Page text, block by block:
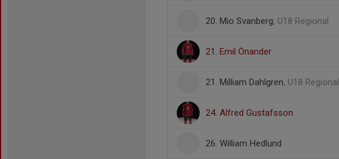
20. Mio Svanberg, U18 Regional
21. Emil Önander
21. Milliam Dahlgren, U18 Regional
24. Alfred Gustafsson
26. William Hedlund